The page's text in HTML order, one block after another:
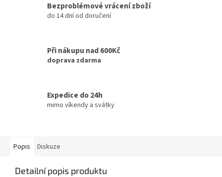
Bezproblémové vrácení zboží
do 14 dní od doručení
Při nákupu nad 600Kč
doprava zdarma
Expedice do 24h
mimo víkendy a svátky
Popis Diskuze
Detailní popis produktu